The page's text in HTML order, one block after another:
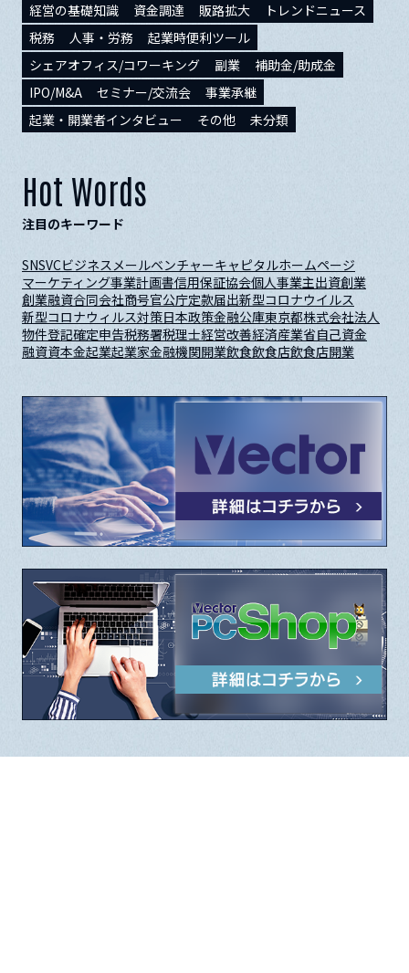
経営の基礎知識
資金調達 販路拡大
トレンドニュース
税務
人事・労務
起業時便利ツール
シェアオフィス/コワーキング
副業
補助金/助成金
IPO/M&A
セミナー/交流会
事業承継
起業・開業者インタビュー
その他 未分類
Hot Words
注目のキーワード
SNSVCビジネスメールベンチャーキャピタルホームページ
マーケティング事業計画書信用保証協会個人事業主出資創業
創業融資合同会社商号官公庁定款届出新型コロナウイルス
新型コロナウィルス対策日本政策金融公庫東京都株式会社法人
物件登記確定申告税務署税理士経営改善経済産業省自己資金
融資資本金起業起業家金融機関開業飲食飲食店飲食店開業